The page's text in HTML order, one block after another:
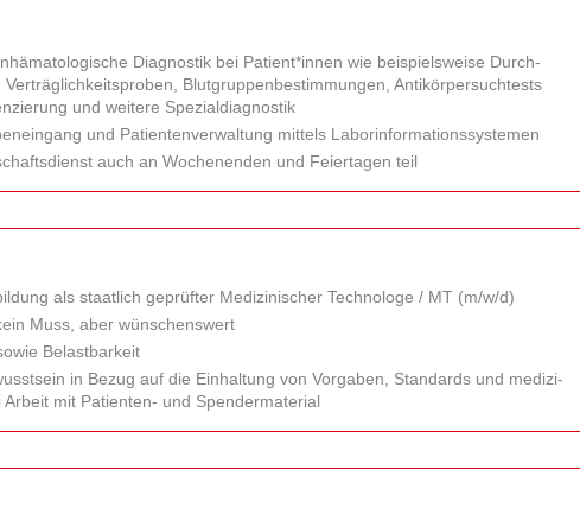
Diagno­stik bei Patient*innen wie beispiels­weise Durch­
Blutgruppen­bestimmungen, Anti­körper­suchtests
und weitere Spezial­diagnostik
und Patienten­verwaltung mittels Labor­informations­systemen
auch an Wochen­enden und Feier­tagen teil
als staatlich geprüfter Medi­zinischer Technologe / MT (m/w/d)
Muss, aber wünschens­wert
Belast­barkeit
in Bezug auf die Ein­haltung von Vorgaben, Standards und medizi­
mit Patienten- und Spender­material